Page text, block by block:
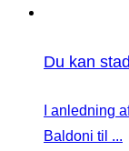
Du kan
I anledning
Baldoni til ...